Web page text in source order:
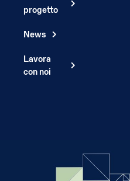
progetto
News
Lavora
con noi